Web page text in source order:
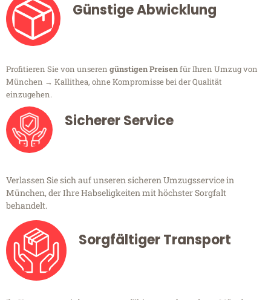
Günstige Abwicklung
Profitieren Sie von unseren günstigen Preisenfür Ihren Umzug von
München → Kallithea, ohne Kompromisse bei der Qualität
einzugehen.
Sicherer Service
Verlassen Sie sich auf unseren sicheren Umzugsservice in
München, der Ihre Habseligkeiten mit höchster Sorgfalt
behandelt.
Sorgfältiger Transport